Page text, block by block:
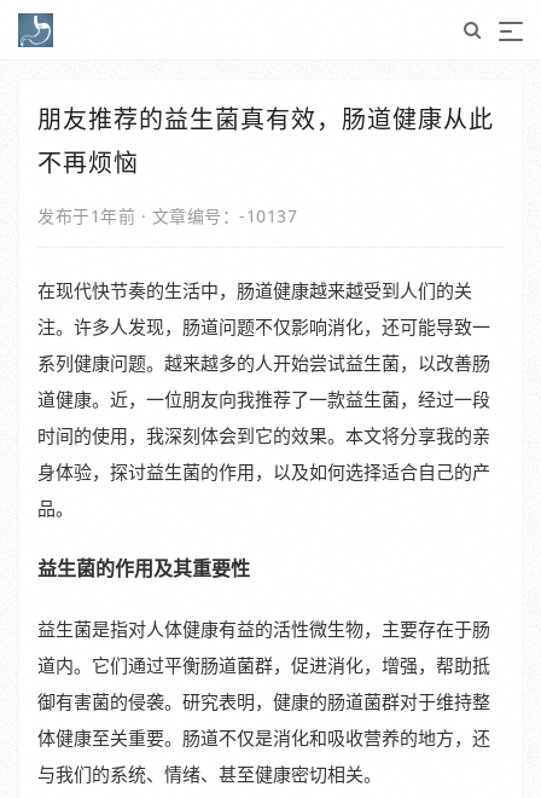
朋友推荐的益生菌真有效，肠道健康从此
不再烦恼
发布于1年前 · 文章编号：-10137
在现代快节奏的生活中，肠道健康越来越受到人们的关
注。许多人发现，肠道问题不仅影响消化，还可能导致一
系列健康问题。越来越多的人开始尝试益生菌，以改善肠
道健康。近，一位朋友向我推荐了一款益生菌，经过一段
时间的使用，我深刻体会到它的效果。本文将分享我的亲
身体验，探讨益生菌的作用，以及如何选择适合自己的产
品。
益生菌的作用及其重要性
益生菌是指对人体健康有益的活性微生物，主要存在于肠
道内。它们通过平衡肠道菌群，促进消化，增强，帮助抵
御有害菌的侵袭。研究表明，健康的肠道菌群对于维持整
体健康至关重要。肠道不仅是消化和吸收营养的地方，还
与我们的系统、情绪、甚至健康密切相关。